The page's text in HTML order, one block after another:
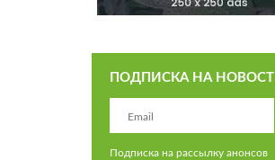
ПОДПИСКА НА
Подписка на рассылку анонсов